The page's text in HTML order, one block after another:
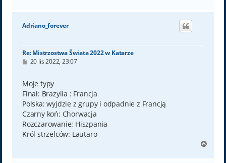
g
Adriano_forever
Re: Mistrzostwa Świata 2022 w Katarze
P
t
20 lis 2022, 23:07
Moje typy
Finał: Brazylia : Francja
Polska: wyjdzie z grupy i odpadnie z Francją
Czarny koń: Chorwacja
Rozczarowanie: Hiszpania
Król strzelców: Lautaro
g